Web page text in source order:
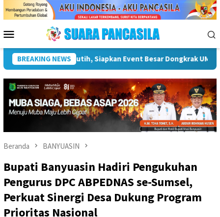
Menu
Mobile
BREAKING NEWSPlt Bupati Hendri Dukung Percepatan Penyaluran
Beranda BANYUASIN
Bupati Banyuasin Hadiri Pengukuhan
Pengurus DPC ABPEDNAS se-Sumsel,
Perkuat Sinergi Desa Dukung Program
Prioritas Nasional